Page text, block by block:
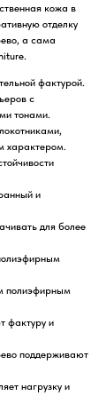
кожа в
отделку
а сама
фактурой.
с
тонами.
характером.
и
для более
полиэфирным
фактуру и
поддерживают
нагрузку и